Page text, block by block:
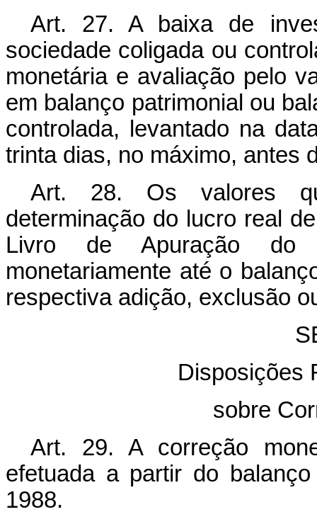
Art. 27. A baixa de
sociedade coligada ou
monetária e avaliação pelo
em balanço patrimonial ou
controlada, levantado na
trinta dias, no máximo, antes
Art. 28. Os valores
determinação do lucro real
Livro de Apuração do
monetariamente até o
respectiva adição, exclusão
Disposições
sobre
Art. 29. A correção
efetuada a partir do
1988.